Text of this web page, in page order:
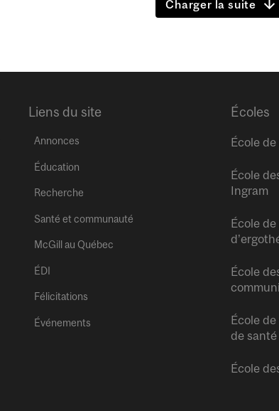
Charger la suite
Liens du site
Annonces
Éducation
Recherche
Santé et communauté
McGill au Québec
ÉDI
Félicitations
Événements
Écoles
École
École
Ingram
École
École
École
de
École